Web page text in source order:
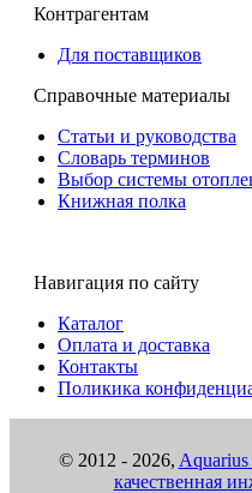
ваша скидка:0 р.
Контрагентам
Для поставщиков
Справочные материалы
Статьи и руководства
Словарь терминов
Выбор системы
Книжная полка
Навигация по сайту
Каталог
Оплата и доставка
Контакты
Поликика
© 2012 - 2026,
качественная